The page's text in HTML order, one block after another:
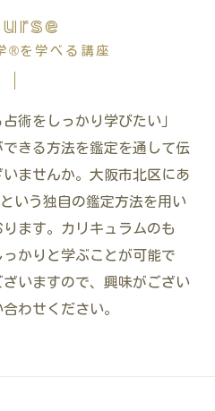
®を学べる講座
術をしっかり学びたい」
できる方法を鑑定を通して伝
ませんか。大阪市北区にあ
いう独自の鑑定方法を用い
ます。カリキュラムのも
かりと学ぶことが可能で
いますので、興味がござい
わせください。